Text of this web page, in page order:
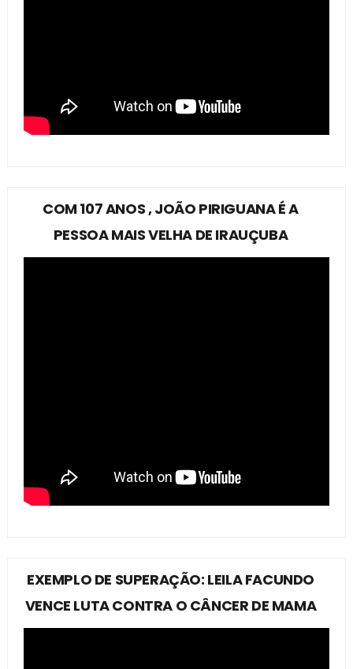
COM 107 ANOS , JOÃO PIRIGUANA É A
PESSOA MAIS VELHA DE IRAUÇUBA
EXEMPLO DE SUPERAÇÃO: LEILA FACUNDO
VENCE LUTA CONTRA O CÂNCER DE MAMA